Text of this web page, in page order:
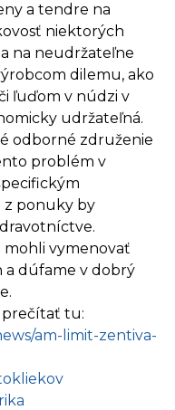
a tendre na
niektorých
na neudržateľne
dilemu, ako
ľuďom v núdzi v
udržateľná.
odborné združenie
problém v
z ponuky by
vymenovať
a dúfame v dobrý
prečítať tu:
am-limit-zentiva-